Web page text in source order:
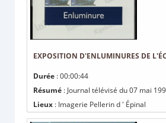
EXPOSITION D'ENLUMINURES DE
Durée : 00:00:44
Résumé : Journal télévisé du 07 mai
Lieux : Imagerie Pellerin d ' Épinal